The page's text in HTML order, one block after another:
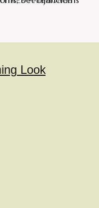
Look